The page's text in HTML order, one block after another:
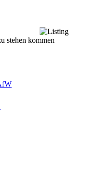
stehen kommen